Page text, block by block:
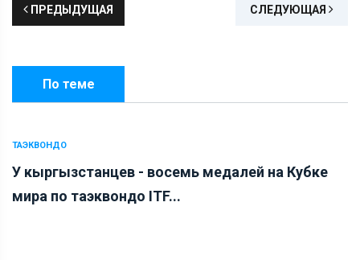
ПРЕДЫДУЩАЯ СЛЕДУЮЩАЯ
По теме
ТАЭКВОНДО
У кыргызстанцев - восемь медалей на Кубке
мира по таэквондо ITF...